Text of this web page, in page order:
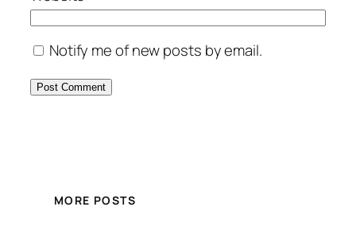
Notify me of new posts by email.
MORE POSTS